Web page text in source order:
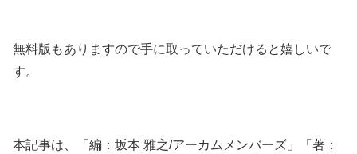
無料版もありますので手に取っていただけると嬉しいで
す。
本記事は、「編：坂本 雅之/アーカムメンバーズ」「著：